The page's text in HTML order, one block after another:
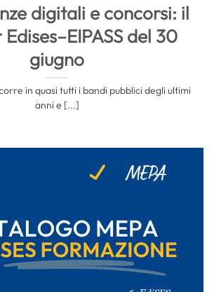
digitali e concorsi: il
del 30
giugno
in quasi tutti i bandi pubblici degli ultimi
anni e [...]